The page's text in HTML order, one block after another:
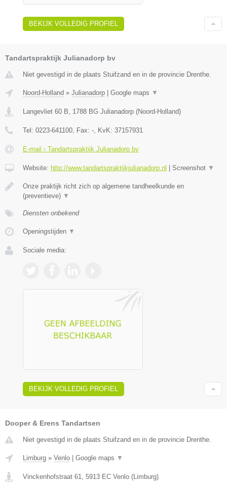
BEKIJK VOLLEDIG PROFIEL
Tandartspraktijk Julianadorp bv
Niet gevestigd in de plaats Stuifzand en in de provincie Drenthe.
Noord-Holland » Julianadorp Google maps ▼
Langevliet 60 B, 1788 BG Julianadorp (Noord-Holland)
Tel: 0223-641100, Fax: -, KvK: 37157931
E-mail › Tandartspraktijk Julianadorp bv
Website: http://www.tandartspraktijkjulianadorp.nl Screenshot ▼
Onze praktijk richt zich op algemene tandheelkunde en
(preventieve) ▼
Diensten onbekend
Openingstijden ▼
Sociale media:
BEKIJK VOLLEDIG PROFIEL
Dooper & Erens Tandartsen
Niet gevestigd in de plaats Stuifzand en in de provincie Drenthe.
Limburg » Venlo Google maps ▼
Vinckenhofstraat 61 5913 EC Venlo ( Limburg)